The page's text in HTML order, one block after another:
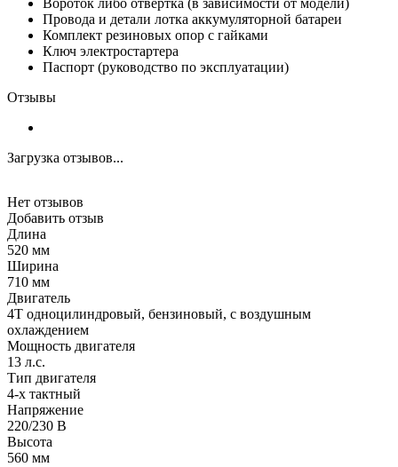
Провода и детали лотка аккумуляторной батареи
Комплект резиновых опор с гайками
Ключ электростартера
Паспорт (руководство по эксплуатации)
Отзывы
Загрузка отзывов...
Нет отзывов
Добавить отзыв
Длина
520 мм
Ширина
710 мм
Двигатель
4Т одноцилиндровый, бензиновый, с воздушным
охлаждением
Мощность двигателя
13 л.с.
Тип двигателя
4-х тактный
Напряжение
220/230 В
Высота
560 мм